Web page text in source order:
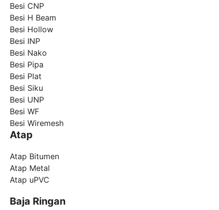
Besi CNP
Besi H Beam
Besi Hollow
Besi INP
Besi Nako
Besi Pipa
Besi Plat
Besi Siku
Besi UNP
Besi WF
Besi Wiremesh
Atap
Atap Bitumen
Atap Metal
Atap uPVC
Baja Ringan